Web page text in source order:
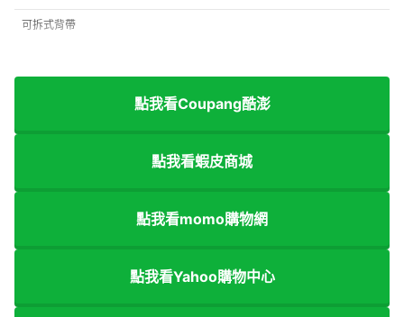
可拆式背帶
點我看Coupang酷澎
點我看蝦皮商城
點我看momo購物網
點我看Yahoo購物中心